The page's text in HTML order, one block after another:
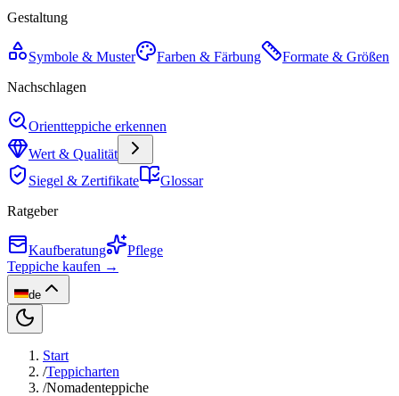
Gestaltung
Symbole & Muster Farben & Färbung
Formate & Größen
Nachschlagen
Orientteppiche erkennen
Wert & Qualität
Siegel & Zertifikate
Glossar
Ratgeber
Kaufberatung
Pflege
Teppiche kaufen →
de
Start
/Teppicharten
/Nomadenteppiche